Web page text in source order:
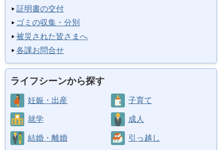
証明書の交付
ゴミの収集・分別
被災された皆さまへ
各課お問合せ
ライフシーンから探す
妊娠・出産 子育て
就学 成人
結婚・離婚 引っ越し